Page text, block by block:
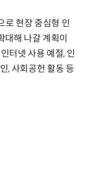
로 현장 중심형 인
해 나갈 계획이
터넷 사용 예절, 인
, 사회공헌 활동 등